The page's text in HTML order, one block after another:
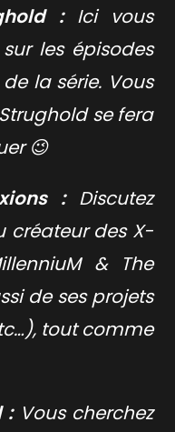
: Ici vous
les épisodes
la série. Vous
se fera
😉
: Discutez
créateur des X-
& The
de ses projets
tout comme
: Vous cherchez